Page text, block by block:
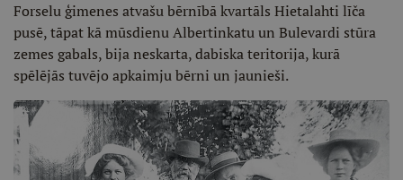
Forselu ģimenes atvašu bērnībā kvartāls Hietalahti līča
pusē, tāpat kā mūsdienu Albertinkatu un Bulevardi stūra
zemes gabals, bija neskarta, dabiska teritorija, kurā
spēlējās tuvējo apkaimju bērni un jaunieši.